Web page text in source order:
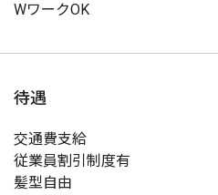
WワークOK
待遇
交通費支給
従業員割引制度有
髪型自由